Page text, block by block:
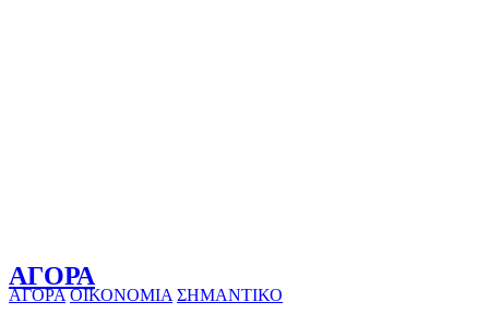
ΑΓΟΡΑ
ΑΓΟΡΑ ΟΙΚΟΝΟΜΙΑ ΣΗΜΑΝΤΙΚΟ